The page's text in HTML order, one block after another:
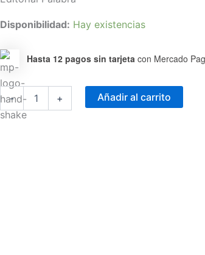
Disponibilidad: Hay existencias
Hasta 12 pagos sin tarjeta con Mercado
-
sombra
del
+ Añadir al carrito